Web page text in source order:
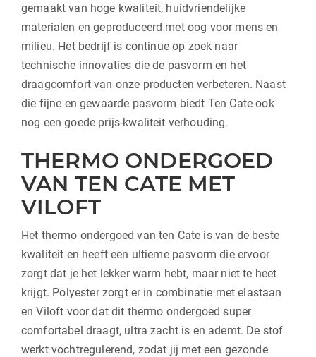
gemaakt van hoge kwaliteit, huidvriendelijke
materialen en geproduceerd met oog voor mens en
milieu. Het bedrijf is continue op zoek naar
technische innovaties die de pasvorm en het
draagcomfort van onze producten verbeteren. Naast
die fijne en gewaarde pasvorm biedt Ten Cate ook
nog een goede prijs-kwaliteit verhouding.
THERMO ONDERGOED
VAN TEN CATE MET
VILOFT
Het thermo ondergoed van ten Cate is van de beste
kwaliteit en heeft een ultieme pasvorm die ervoor
zorgt dat je het lekker warm hebt, maar niet te heet
krijgt. Polyester zorgt er in combinatie met elastaan
en Viloft voor dat dit thermo ondergoed super
comfortabel draagt, ultra zacht is en ademt. De stof
werkt vochtregulerend, zodat jij met een gezonde